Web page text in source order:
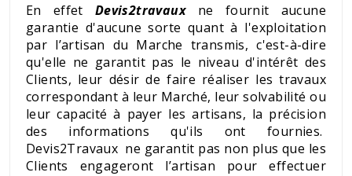
En effet Devis2travaux ne fournit aucune
garantie d'aucune sorte quant à l'exploitation
par l’artisan du Marche transmis, c'est-à-dire
qu'elle ne garantit pas le niveau d'intérêt des
Clients, leur désir de faire réaliser les travaux
correspondant à leur Marché, leur solvabilité ou
leur capacité à payer les artisans, la précision
des informations qu'ils ont fournies.
Devis2Travaux ne garantit pas non plus que les
Clients engageront l’artisan pour effectuer